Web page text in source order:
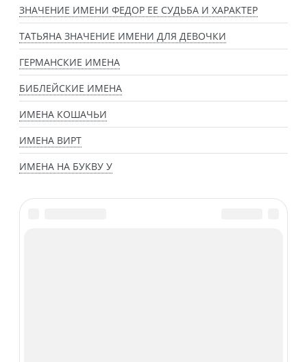
ЗНАЧЕНИЕ ИМЕНИ ФЕДОР ЕЕ СУДЬБА И ХАРАКТЕР
ТАТЬЯНА ЗНАЧЕНИЕ ИМЕНИ ДЛЯ ДЕВОЧКИ
ГЕРМАНСКИЕ ИМЕНА
БИБЛЕЙСКИЕ ИМЕНА
ИМЕНА КОШАЧЬИ
ИМЕНА ВИРТ
ИМЕНА НА БУКВУ У